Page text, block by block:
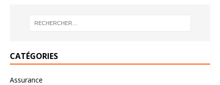
CATÉGORIES
Assurance